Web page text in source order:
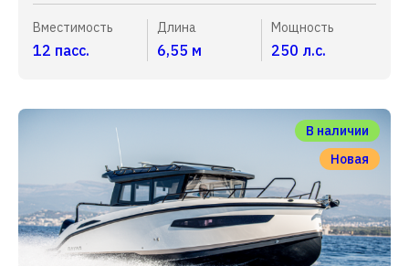
Вместимость
12 пасс.
Длина
6,55 м
Мощность
250 л.с.
В наличии
Новая